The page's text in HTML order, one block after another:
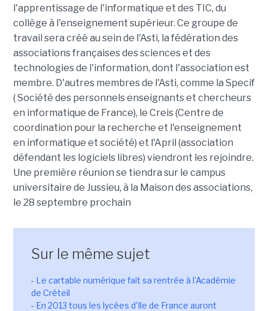
l'apprentissage de l'informatique et des TIC, du
collège à l'enseignement supérieur. Ce groupe de
travail sera créé au sein de l'Asti, la fédération des
associations françaises des sciences et des
technologies de l'information, dont l'association est
membre. D'autres membres de l'Asti, comme la Specif
( Société des personnels enseignants et chercheurs
en informatique de France), le Creis (Centre de
coordination pour la recherche et l'enseignement
en informatique et société) et l'April (association
défendant les logiciels libres) viendront les rejoindre.
Une première réunion se tiendra sur le campus
universitaire de Jussieu, à la Maison des associations,
le 28 septembre prochain
Sur le même sujet
- Le cartable numérique fait sa rentrée à l'Académie
de Créteil
- En 2013 tous les lycées d'Ile de France auront